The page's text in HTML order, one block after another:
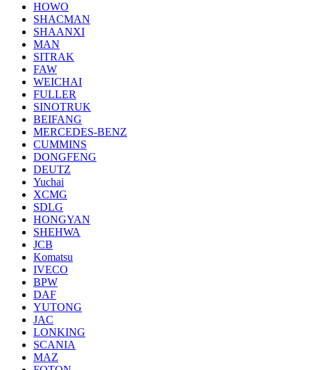
HOWO
SHACMAN
SHAANXI
MAN
SITRAK
FAW
WEICHAI
FULLER
SINOTRUK
BEIFANG
MERCEDES-BENZ
CUMMINS
DONGFENG
DEUTZ
Yuchai
XCMG
SDLG
HONGYAN
SHEHWA
JCB
Komatsu
IVECO
BPW
DAF
YUTONG
JAC
LONKING
SCANIA
MAZ